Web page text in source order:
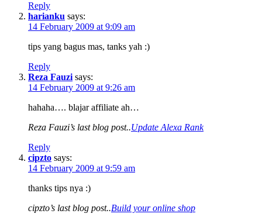
Reply
harianku says:
14 February 2009 at 9:09 am
tips yang bagus mas, tanks yah :)
Reply
Reza Fauzi says:
14 February 2009 at 9:26 am
hahaha…. blajar affiliate ah…
Reza Fauzi’s last blog post..Update Alexa Rank
Reply
cipzto says:
14 February 2009 at 9:59 am
thanks tips nya :)
cipzto’s last blog post..Build your online shop